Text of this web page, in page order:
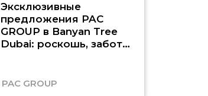
Эксклюзивные
предложения PAC
GROUP в Banyan Tree
Dubai: роскошь, забота
PAC GROUP